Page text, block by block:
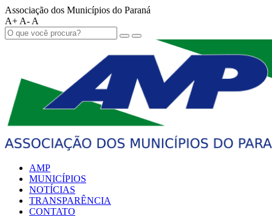
Associação dos Municípios do Paraná
A+ A- A
AMP
MUNICÍPIOS
NOTÍCIAS
TRANSPARÊNCIA
CONTATO